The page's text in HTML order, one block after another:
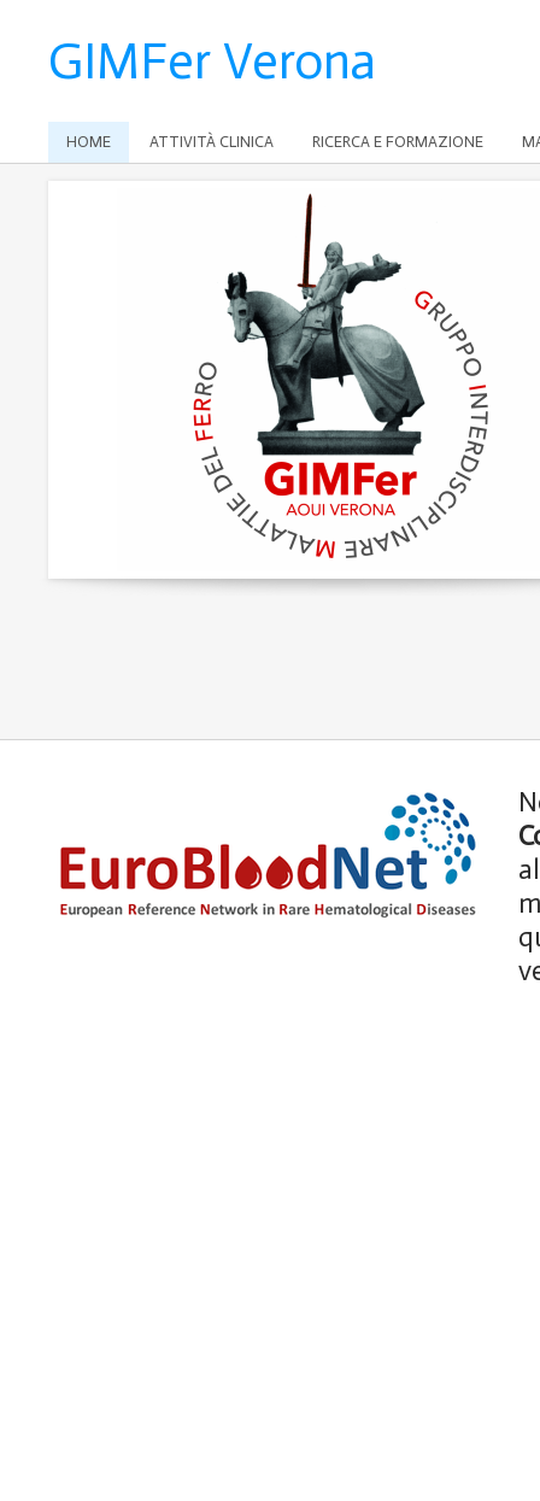
GIMFer Verona
HOME ATTIVITÀ CLINICA RICERCA E FORMAZIONE